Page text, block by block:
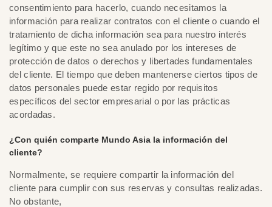
consentimiento para hacerlo, cuando necesitamos la
información para realizar contratos con el cliente o cuando el
tratamiento de dicha información sea para nuestro interés
legítimo y que este no sea anulado por los intereses de
protección de datos o derechos y libertades fundamentales
del cliente. El tiempo que deben mantenerse ciertos tipos de
datos personales puede estar regido por requisitos
específicos del sector empresarial o por las prácticas
acordadas.
¿Con quién comparte Mundo Asia la información del
cliente?
Normalmente, se requiere compartir la información del
cliente para cumplir con sus reservas y consultas realizadas.
No obstante,